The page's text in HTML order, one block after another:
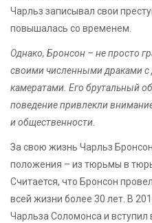
Чарльз записывал свои
повышалась со временем.
Однако, Бронсон – не просто
своими численными драками
камератами. Его брутальный
поведение привлекли
и общественности.
За свою жизнь Чарльз
положения – из тюрьмы в
Считается, что Бронсон
всей жизни более 30 лет. В
Чарльза Соломонса и